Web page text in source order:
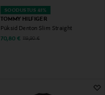
SOODUSTUS 41%
TOMMY HILFIGER
Püksid Denton Slim Straight
Discounted Price
70,80 € Original Price
119,90 €